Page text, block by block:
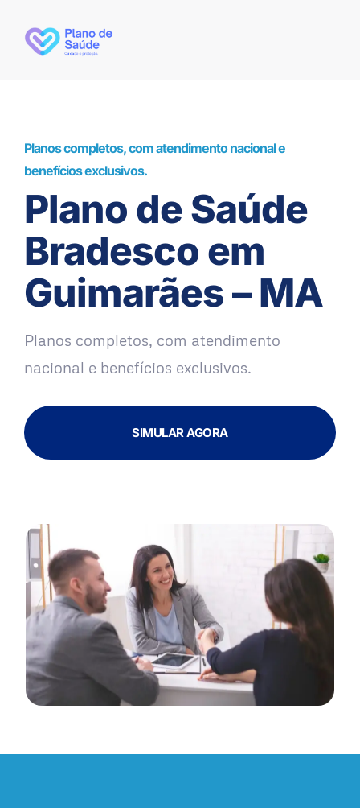
Planos completos, com atendimento nacional e
benefícios exclusivos.
Plano de Saúde
Bradesco em
Guimarães – MA
Planos completos, com atendimento
nacional e benefícios exclusivos.
SIMULAR AGORA